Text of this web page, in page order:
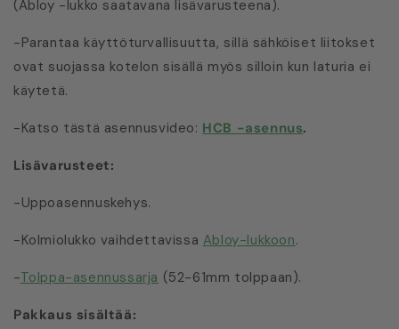
(Abloy -lukko saatavana lisävarusteena).
-Parantaa käyttöturvallisuutta, sillä sähköiset liitokset
ovat suojassa kotelon sisällä myös silloin kun laturia ei
käytetä.
-Katso tästä asennusvideo: HCB -asennus.
Lisävarusteet:
-Uppoasennuskehys.
-Kolmiolukko vaihdettavissa Abloy-lukkoon.
-Tolppa-asennussarja (52-61mm tolppaan).
Pakkaus sisältää: